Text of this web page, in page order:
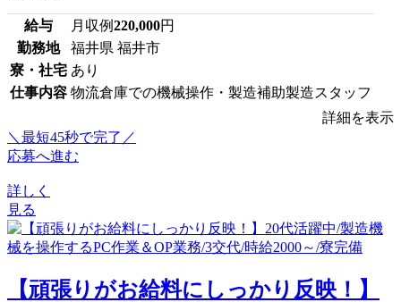
給与 月収例220,000円
勤務地
福井県 福井市
寮・社宅 あり
仕事内容 物流倉庫での機械操作・製造補助製造スタッフ
詳細を表示
＼最短45秒で完了／
応募へ進む
詳しく
見る
【頑張りがお給料にしっかり反映！】